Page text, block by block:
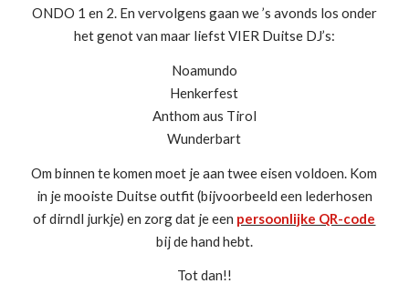
ONDO 1 en 2. En vervolgens gaan we ’s avonds los onder
het genot van maar liefst VIER Duitse DJ’s:
Noamundo
Henkerfest
Anthom aus Tirol
Wunderbart
Om binnen te komen moet je aan twee eisen voldoen. Kom
in je mooiste Duitse outfit (bijvoorbeeld een lederhosen
of dirndl jurkje) en zorg dat je een persoonlijke QR-code
bij de hand hebt.
Tot dan!!